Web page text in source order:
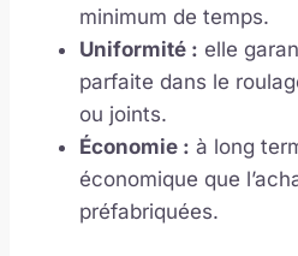
minimum de temps.
Uniformité : elle
parfaite dans le
ou joints.
Économie : à long
économique que
préfabriquées.